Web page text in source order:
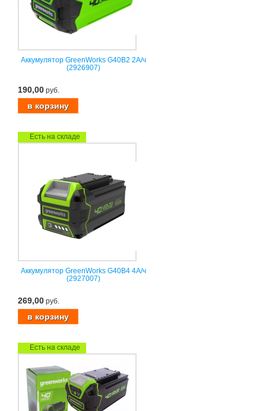
Аккумулятор GreenWorks G40B2 2А/ч
(2926907)
190,00 руб.
Есть на складе
Аккумулятор GreenWorks G40B4 4А/ч
(2927007)
269,00 руб.
Есть на складе